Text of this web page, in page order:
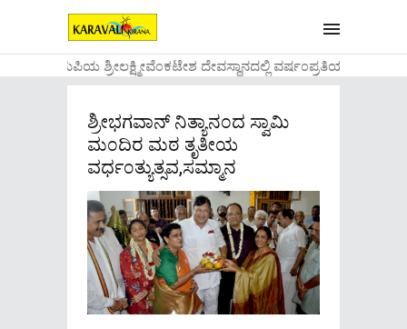
....ಉಡುಪಿಯ ಶ್ರೀಲಕ್ಷ್ಮೀವೆ೦ಕಟೇಶ ದೇವಸ್ಥಾನದಲ್ಲಿ ವರ್ಷ೦ಪ್ರತಿಯ
ಶ್ರೀಭಗವಾನ್ ನಿತ್ಯಾನ೦ದ ಸ್ವಾಮಿ
ಮ೦ದಿರ ಮಠ ತೃತೀಯ
ವರ್ಧ೦ತ್ಯುತ್ಸವ,ಸಮ್ಮಾನ